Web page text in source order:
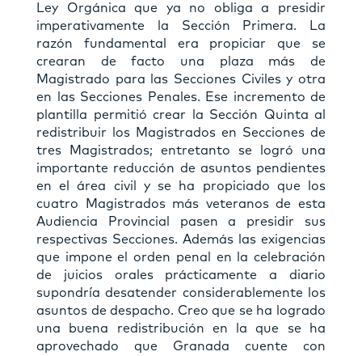
Ley Orgánica que ya no obliga a presidir
imperativamente la Sección Primera. La
razón fundamental era propiciar que se
crearan de facto una plaza más de
Magistrado para las Secciones Civiles y otra
en las Secciones Penales. Ese incremento de
plantilla permitió crear la Sección Quinta al
redistribuir los Magistrados en Secciones de
tres Magistrados; entretanto se logró una
importante reducción de asuntos pendientes
en el área civil y se ha propiciado que los
cuatro Magistrados más veteranos de esta
Audiencia Provincial pasen a presidir sus
respectivas Secciones. Además las exigencias
que impone el orden penal en la celebración
de juicios orales prácticamente a diario
supondría desatender considerablemente los
asuntos de despacho. Creo que se ha logrado
una buena redistribución en la que se ha
aprovechado que Granada cuente con